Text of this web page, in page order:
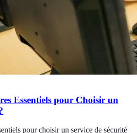
Essentiels pour Choisir un
pour choisir un service de sécurité